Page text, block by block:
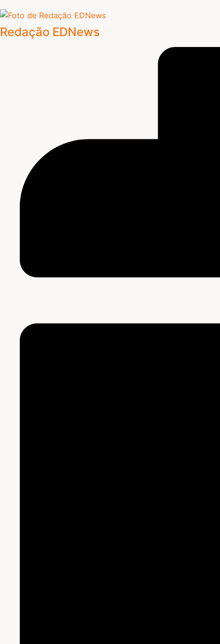
Redação EDNews